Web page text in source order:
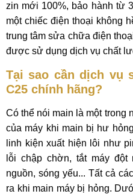
zin mới 100%, bảo hành từ
một chiếc điện thoại không
trung tâm sửa chữa điện
được sử dụng dịch vụ chất
Tại sao cần dịch vụ
C25 chính hãng?
Có thể nói main là một trong
của máy khi main bị hư
linh kiện xuất hiện lôi như
lỗi chập chờn, tắt máy đột
nguồn, sóng yếu... Tất cả
ra khi main máy bị hỏng.